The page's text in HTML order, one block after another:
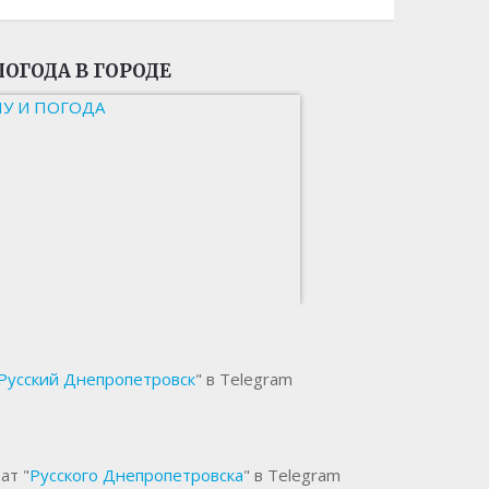
В ГОРОДЕ
И ПОГОДА
Днепропетровск" в Telegram
"Русского Днепропетровска" в Telegram